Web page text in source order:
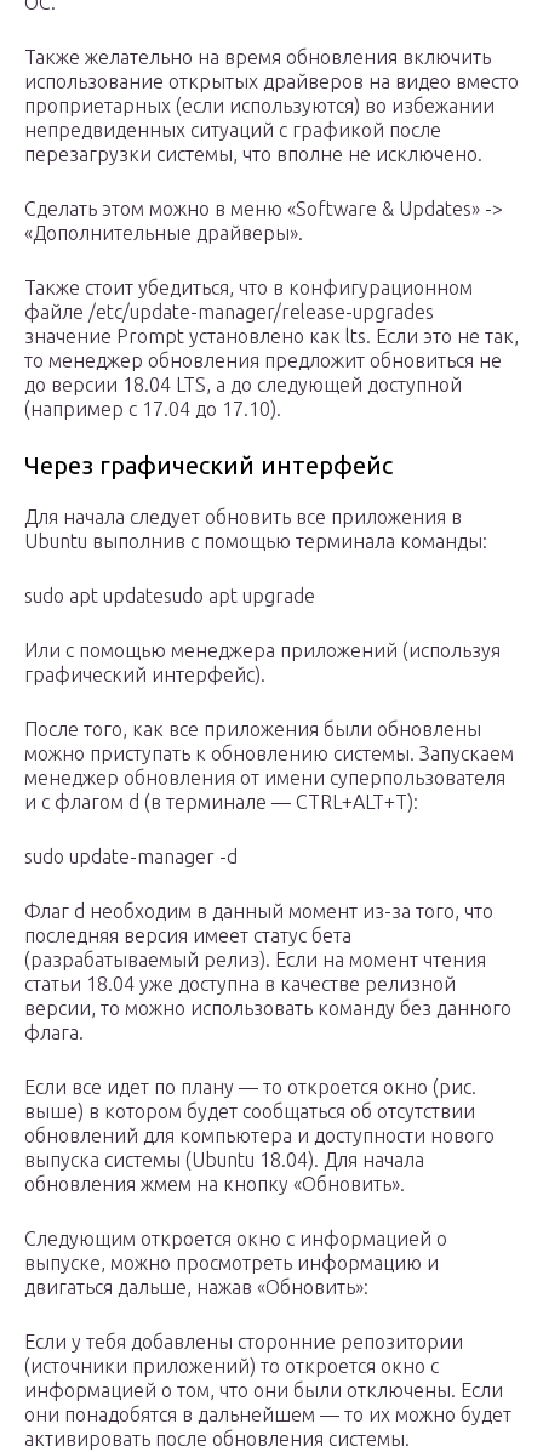
Также желательно на время обновления включить
использование открытых драйверов на видео вместо
проприетарных (если используются) во избежании
непредвиденных ситуаций с графикой после
перезагрузки системы, что вполне не исключено.
Сделать этом можно в меню «Software & Updates» ->
«Дополнительные драйверы».
Также стоит убедиться, что в конфигурационном
файле /etc/update-manager/release-upgrades
значение Prompt установлено как lts. Если это не так,
то менеджер обновления предложит обновиться не
до версии 18.04 LTS, а до следующей доступной
(например с 17.04 до 17.10).
Через графический интерфейс
Для начала следует обновить все приложения в
Ubuntu выполнив с помощью терминала команды:
sudo apt updatesudo apt upgrade
Или с помощью менеджера приложений (используя
графический интерфейс).
После того, как все приложения были обновлены
можно приступать к обновлению системы. Запускаем
менеджер обновления от имени суперпользователя
и с флагом d (в терминале — CTRL+ALT+T):
sudo update-manager -d
Флаг d необходим в данный момент из-за того, что
последняя версия имеет статус бета
(разрабатываемый релиз). Если на момент чтения
статьи 18.04 уже доступна в качестве релизной
версии, то можно использовать команду без данного
флага.
Если все идет по плану — то откроется окно (рис.
выше) в котором будет сообщаться об отсутствии
обновлений для компьютера и доступности нового
выпуска системы (Ubuntu 18.04). Для начала
обновления жмем на кнопку «Обновить».
Следующим откроется окно с информацией о
выпуске, можно просмотреть информацию и
двигаться дальше, нажав «Обновить»:
Если у тебя добавлены сторонние репозитории
(источники приложений) то откроется окно с
информацией о том, что они были отключены. Если
они понадобятся в дальнейшем — то их можно будет
активировать после обновления системы.